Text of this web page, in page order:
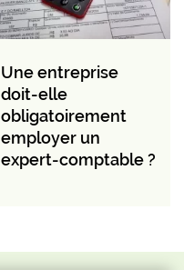
Une entreprise
doit-elle
obligatoirement
employer un
expert-comptable ?